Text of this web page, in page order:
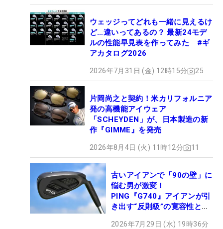
ウェッジってどれも一緒に見えるけ
ど…違いってあるの？ 最新24モデ
ルの性能早見表を作ってみた #ギ
アカタログ2026
2026年7月31日 (金) 12時15分 25
片岡尚之と契約！米カリフォルニア
発の高機能アイウェア
「SCHEYDEN」が、日本製造の新
作『GIMME』を発売
2026年8月4日 (火) 11時12分 11
古いアイアンで「90の壁」に
悩む男が激変！
PING『G740』アイアンが引
き出す“反則級”の寛容性と飛
2026年7月29日 (水) 19時36分